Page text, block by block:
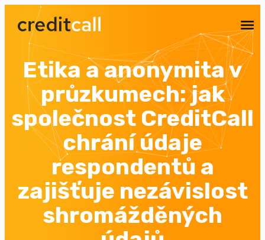
připravíme cenovou nabídku
CHCI NEZÁVAZNÝ NÁVRH
Etika a anonymita v
průzkumech: jak
společnost CreditCall
chrání údaje
respondentů a
zajišťuje nezávislost
shromážděných